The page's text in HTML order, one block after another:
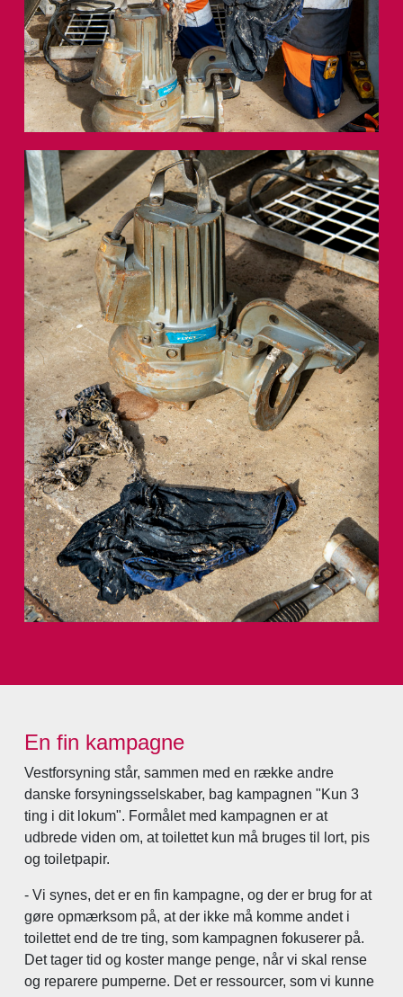
En fin kampagne
Vestforsyning står, sammen med en række andre
danske forsyningsselskaber, bag kampagnen "Kun 3
ting i dit lokum". Formålet med kampagnen er at
udbrede viden om, at toilettet kun må bruges til lort, pis
og toiletpapir.
- Vi synes, det er en fin kampagne, og der er brug for at
gøre opmærksom på, at der ikke må komme andet i
toilettet end de tre ting, som kampagnen fokuserer på.
Det tager tid og koster mange penge, når vi skal rense
og reparere pumperne. Det er ressourcer, som vi kunne